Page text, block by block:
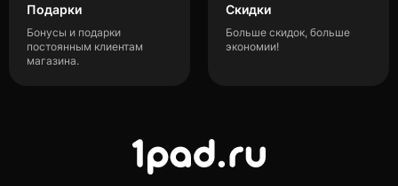
Подарки
Бонусы и подарки
постоянным клиентам
магазина.
Скидки
Больше скидок, больше
экономии!